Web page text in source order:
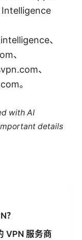
、
、
、
。
with AI
details
？
VPN 服务商